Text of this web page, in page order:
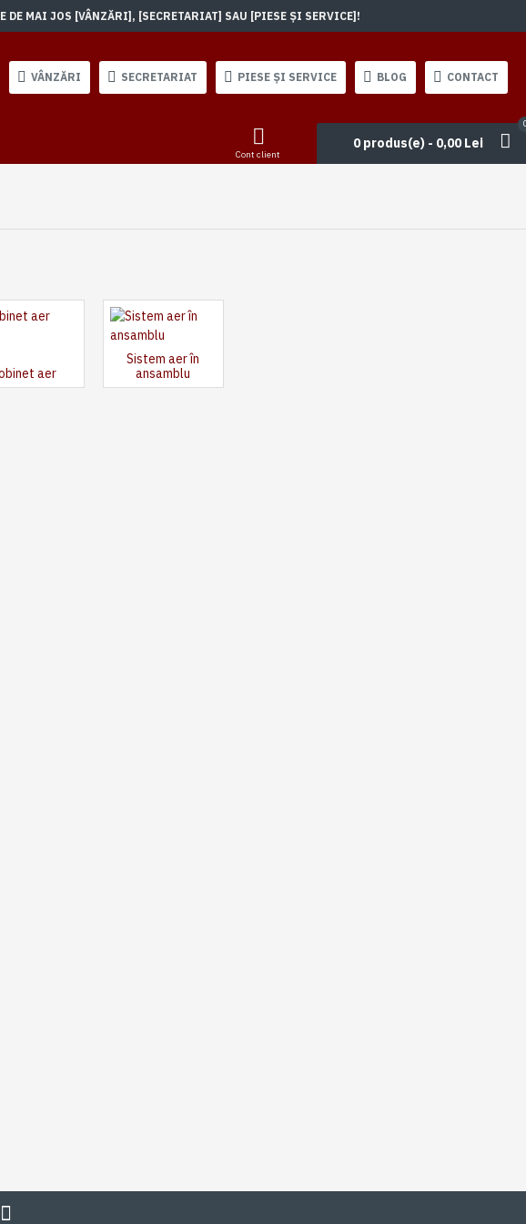
DE MAI JOS [VÂNZĂRI], [SECRETARIAT] SAU [PIESE ȘI SERVICE]!
VÂNZĂRI SECRETARIAT PIESE ȘI SERVICE BLOG CONTACT
Cont client
0 produs(e) - 0,00 Lei
aer
Sistem aer în
ansamblu